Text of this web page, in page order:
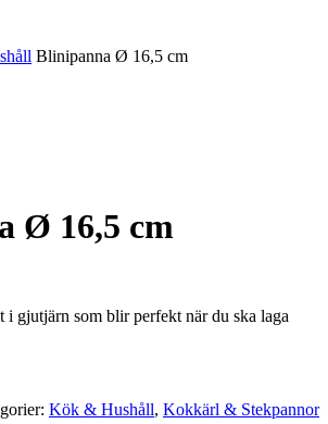
Blinipanna Ø 16,5 cm
Ø 16,5 cm
i gjutjärn som blir perfekt när du ska laga
Kök & Hushåll, Kokkärl & Stekpannor